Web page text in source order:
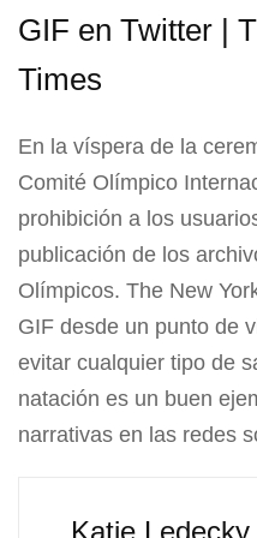
GIF en Twitter |
Times
En la víspera de la
Comité Olímpico
prohibición a los
publicación de los
Olímpicos. The New
GIF desde un punto de
evitar cualquier tipo de
natación es un buen
narrativas en las redes
Katie